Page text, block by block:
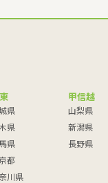
県
県
県
都
川県
甲信越
山梨県
新潟県
長野県